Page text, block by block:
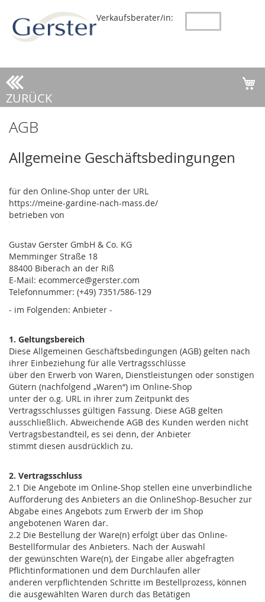
Verkaufsberater/in:
ZURÜCK
AGB
Allgemeine Geschäftsbedingungen
für den Online-Shop unter der URL
https://meine-gardine-nach-mass.de/
betrieben von
Gustav Gerster GmbH & Co. KG
Memminger Straße 18
88400 Biberach an der Riß
E-Mail: ecommerce@gerster.com
Telefonnummer: (+49) 7351/586-129
- im Folgenden: Anbieter -
1. Geltungsbereich
Diese Allgemeinen Geschäftsbedingungen (AGB) gelten nach
ihrer Einbeziehung für alle Vertragsschlüsse
über den Erwerb von Waren, Dienstleistungen oder sonstigen
Gütern (nachfolgend „Waren“) im Online-Shop
unter der o.g. URL in ihrer zum Zeitpunkt des
Vertragsschlusses gültigen Fassung. Diese AGB gelten
ausschließlich. Abweichende AGB des Kunden werden nicht
Vertragsbestandteil, es sei denn, der Anbieter
stimmt diesen ausdrücklich zu.
2. Vertragsschluss
2.1 Die Angebote im Online-Shop stellen eine unverbindliche
Aufforderung des Anbieters an die OnlineShop-Besucher zur
Abgabe eines Angebots zum Erwerb der im Shop
angebotenen Waren dar.
2.2 Die Bestellung der Ware(n) erfolgt über das Online-
Bestellformular des Anbieters. Nach der Auswahl
der gewünschten Ware(n), der Eingabe aller abgefragten
Pflichtinformationen und dem Durchlaufen aller
anderen verpflichtenden Schritte im Bestellprozess, können
die ausgewählten Waren durch das Betätigen